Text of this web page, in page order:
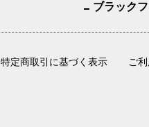
ブラック
特定商取引に基づく表示 ご